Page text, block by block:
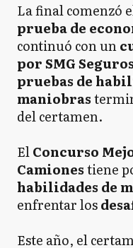
La final comenzó
prueba de
continuó con un
por SMG
pruebas de
maniobras
del certamen.
ElConcurso
Camionestiene
habilidades de
enfrentar los
Este año, el